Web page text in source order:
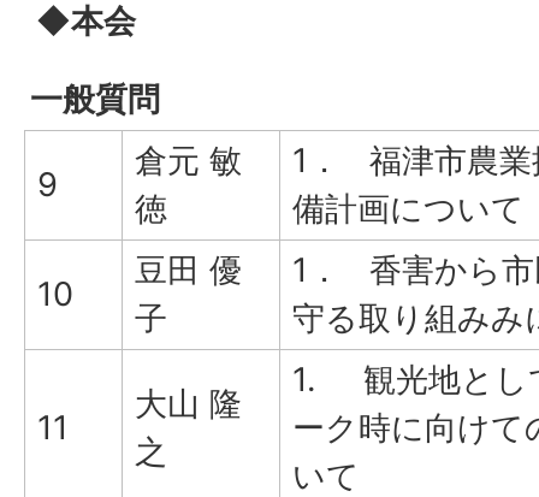
◆本会
一般質問
9
倉元 敏
徳
1． 福津市農業
備計画について
10
豆田 優
子
1． 香害から市
守る取り組みみ
11
大山 隆
之
1. 観光地とし
ーク時に向けて
いて